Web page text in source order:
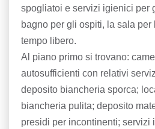
spogliatoi e servizi igienici per
bagno per gli ospiti, la sala per
tempo libero.
Al piano primo si trovano:
autosufficienti con relativi
deposito biancheria sporca;
biancheria pulita; deposito
presidi per incontinenti; servizi